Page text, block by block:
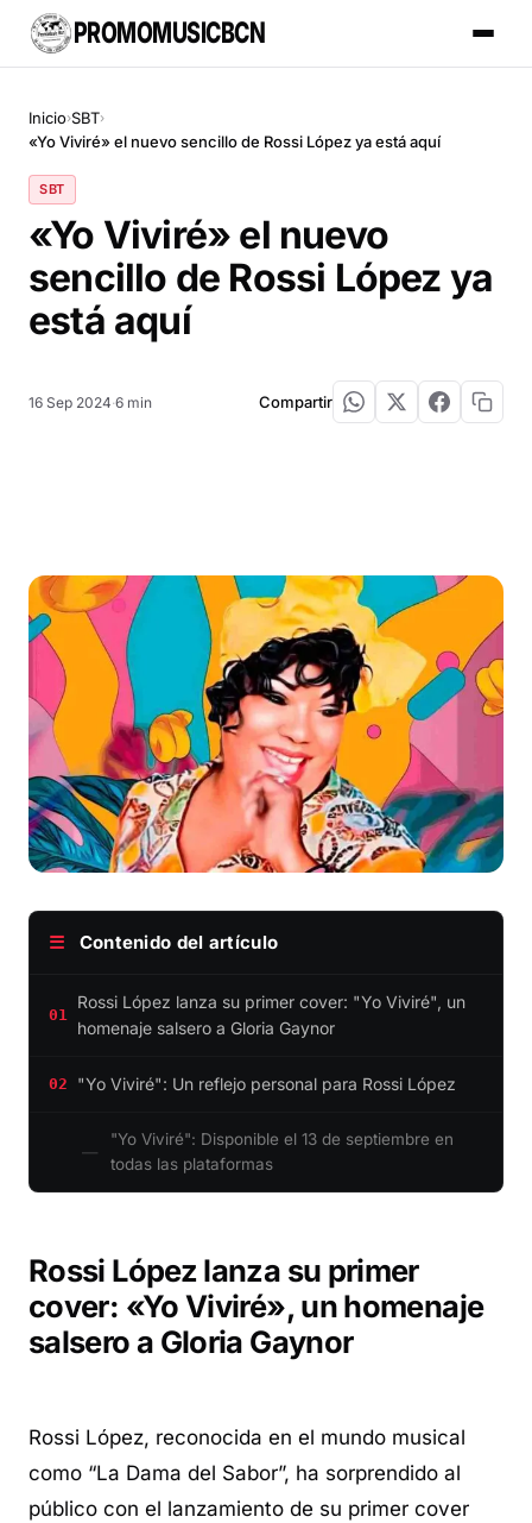
PROMOMUSICBCN
Inicio›SBT›
«Yo Viviré» el nuevo sencillo de Rossi López ya está aquí
SBT
«Yo Viviré» el nuevo
sencillo de Rossi López ya
está aquí
16 Sep 2024·6 min Compartir
☰ Contenido del artículo
01
Rossi López lanza su primer cover: "Yo Viviré", un
homenaje salsero a Gloria Gaynor
02 "Yo Viviré": Un reflejo personal para Rossi López
"Yo Viviré": Disponible el 13 de septiembre en
todas las plataformas
Rossi López lanza su primer
cover: «Yo Viviré», un homenaje
salsero a Gloria Gaynor
Rossi López, reconocida en el mundo musical
como “La Dama del Sabor”, ha sorprendido al
público con el lanzamiento de su primer cover